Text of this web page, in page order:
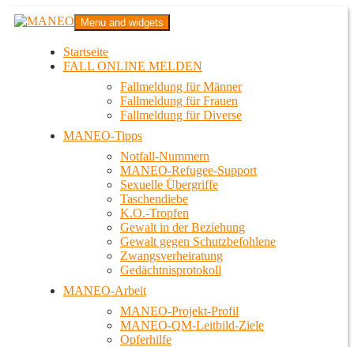
Zum
InhaltMANEO
Das schwule Anti-Gewalt-Projekt in Berlin
Menu and widgets
Startseite
FALL ONLINE MELDEN
Fallmeldung für Männer
Fallmeldung für Frauen
Fallmeldung für Diverse
MANEO-Tipps
Notfall-Nummern
MANEO-Refugee-Support
Sexuelle Übergriffe
Taschendiebe
K.O.-Tropfen
Gewalt in der Beziehung
Gewalt gegen Schutzbefohlene
Zwangsverheiratung
Gedächtnisprotokoll
MANEO-Arbeit
MANEO-Projekt-Profil
MANEO-QM-Leitbild-Ziele
Opferhilfe